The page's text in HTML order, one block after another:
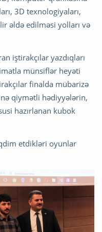
3D texnologiyaları,
əldə edilməsi yolları və
iştirakçılar yazdıqları
münsiflər heyəti
finalda mübarizə
qiymətli hədiyyələrin,
hazırlanan kubok
etdikləri oyunlar